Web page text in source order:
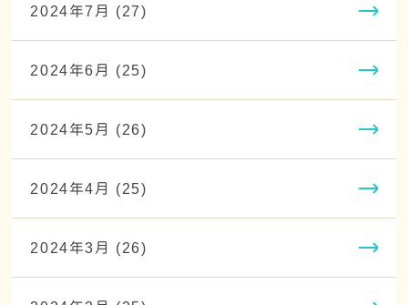
2024年7月 (27)
2024年6月 (25)
2024年5月 (26)
2024年4月 (25)
2024年3月 (26)